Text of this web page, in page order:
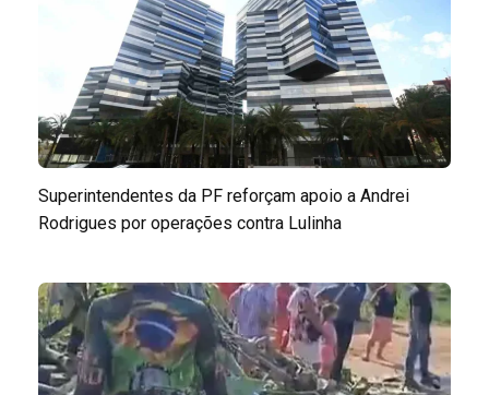
Superintendentes da PF reforçam apoio a Andrei
Rodrigues por operações contra Lulinha